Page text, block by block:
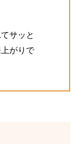
サッと
がりで